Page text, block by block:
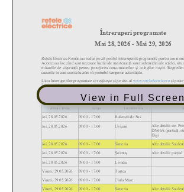
View in Full Screen